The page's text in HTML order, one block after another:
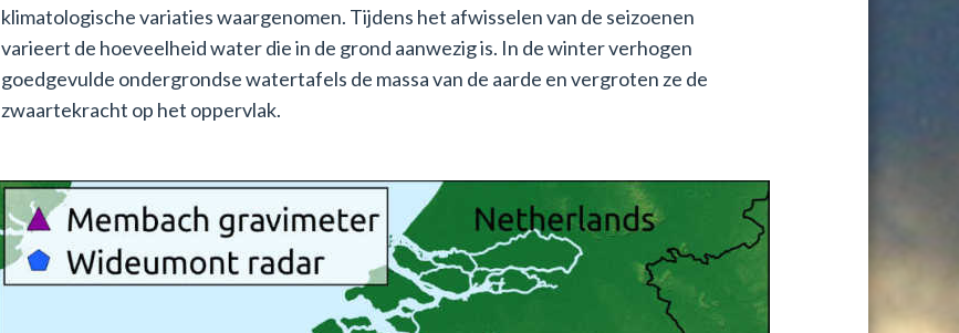
klimatologische variaties waargenomen. Tijdens het afwisselen van de seizoenen
varieert de hoeveelheid water die in de grond aanwezig is. In de winter verhogen
goedgevulde ondergrondse watertafels de massa van de aarde en vergroten ze de
zwaartekracht op het oppervlak.